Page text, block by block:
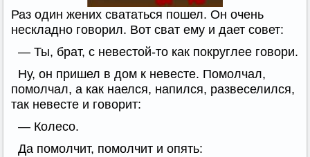
Раз один жених свататься пошел. Он очень
нескладно говорил. Вот сват ему и дает совет:
— Ты, брат, с невестой-то как покруглее говори.
Ну, он пришел в дом к невесте. Помолчал,
помолчал, а как наелся, напился, развеселился,
так невесте и говорит:
— Колесо.
Да помолчит, помолчит и опять: